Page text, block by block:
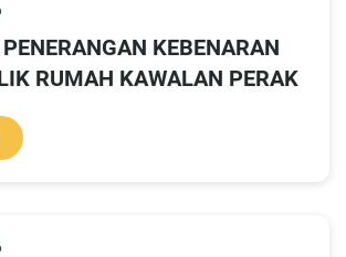
KEBENARAN
RUMAH KAWALAN PERAK